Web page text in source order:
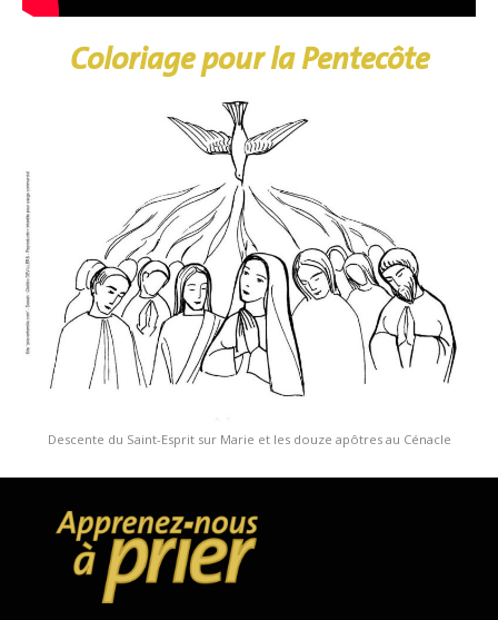
Coloriage pour la Pentecôte
Descente du Saint-Esprit sur Marie et les douze apôtres au Cénacle